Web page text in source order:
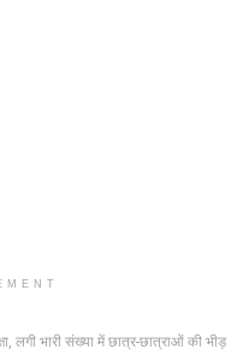
लगी भारी संख्या में छात्र-छात्राओं की भीड़